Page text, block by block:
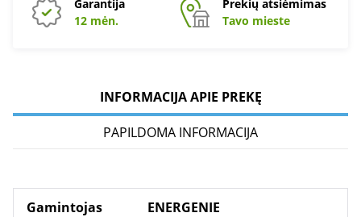
Garantija
12 mėn.
Prekių atsiėmimas
Tavo mieste
INFORMACIJA APIE PREKĘ
PAPILDOMA INFORMACIJA
Gamintojas ENERGENIE